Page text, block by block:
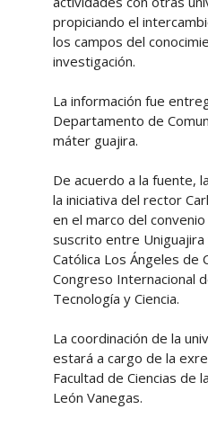
propiciando el
los campos del
investigación.
La información fue
Departamento de
máter guajira.
De acuerdo a la fuente,
la iniciativa del rector
en el marco del
suscrito entre Uniguajira
Católica Los Ángeles de
Congreso Internacional
Tecnología y Ciencia.
La coordinación de la
estará a cargo de la
Facultad de Ciencias de
León Vanegas.